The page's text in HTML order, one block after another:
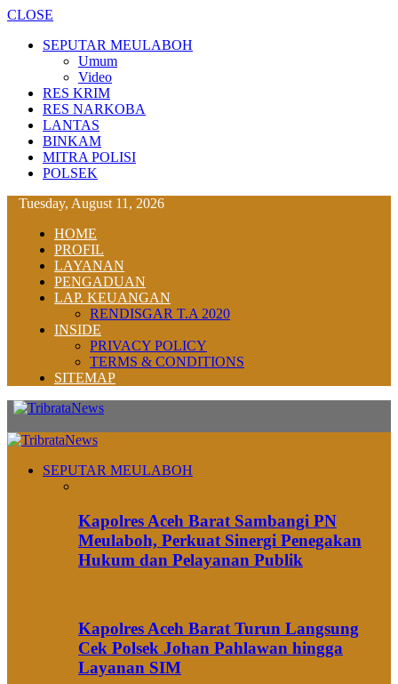
CLOSE
SEPUTAR MEULABOH
Umum
Video
RES KRIM
RES NARKOBA
LANTAS
BINKAM
MITRA POLISI
POLSEK
Tuesday, August 11, 2026
HOME
PROFIL
LAYANAN
PENGADUAN
LAP. KEUANGAN
RENDISGAR T.A 2020
INSIDE
PRIVACY POLICY
TERMS & CONDITIONS
SITEMAP
SEPUTAR MEULABOH
Kapolres Aceh Barat Sambangi PN
Meulaboh, Perkuat Sinergi Penegakan
Hukum dan Pelayanan Publik
Kapolres Aceh Barat Turun Langsung
Cek Polsek Johan Pahlawan hingga
Layanan SIM